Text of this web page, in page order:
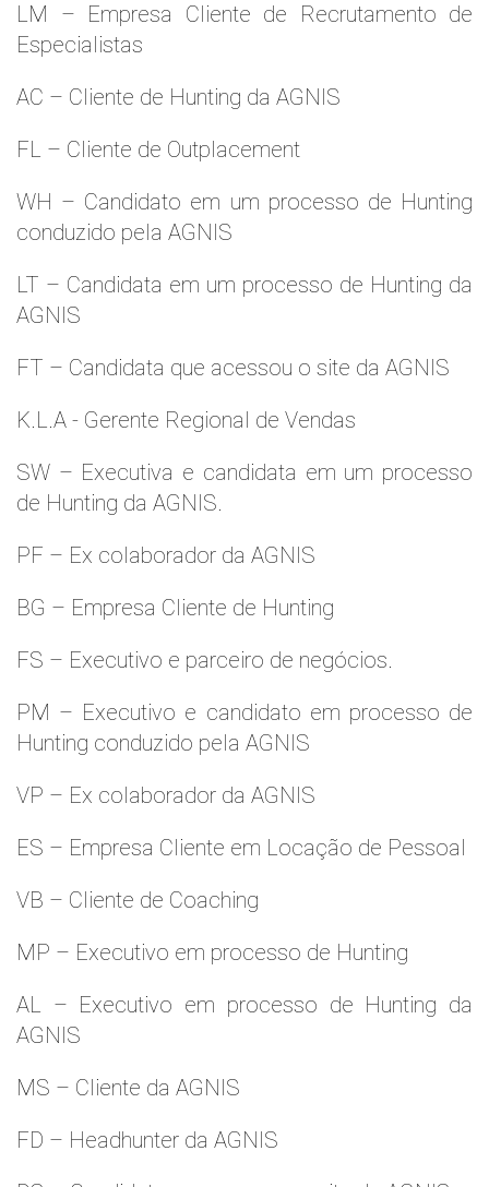
LM – Empresa Cliente de Recrutamento de
Especialistas
AC – Cliente de Hunting da AGNIS
FL – Cliente de Outplacement
WH – Candidato em um processo de Hunting
conduzido pela AGNIS
LT – Candidata em um processo de Hunting da
AGNIS
FT – Candidata que acessou o site da AGNIS
K.L.A - Gerente Regional de Vendas
SW – Executiva e candidata em um processo
de Hunting da AGNIS.
PF – Ex colaborador da AGNIS
BG – Empresa Cliente de Hunting
FS – Executivo e parceiro de negócios.
PM – Executivo e candidato em processo de
Hunting conduzido pela AGNIS
VP – Ex colaborador da AGNIS
ES – Empresa Cliente em Locação de Pessoal
VB – Cliente de Coaching
MP – Executivo em processo de Hunting
AL – Executivo em processo de Hunting da
AGNIS
MS – Cliente da AGNIS
FD – Headhunter da AGNIS